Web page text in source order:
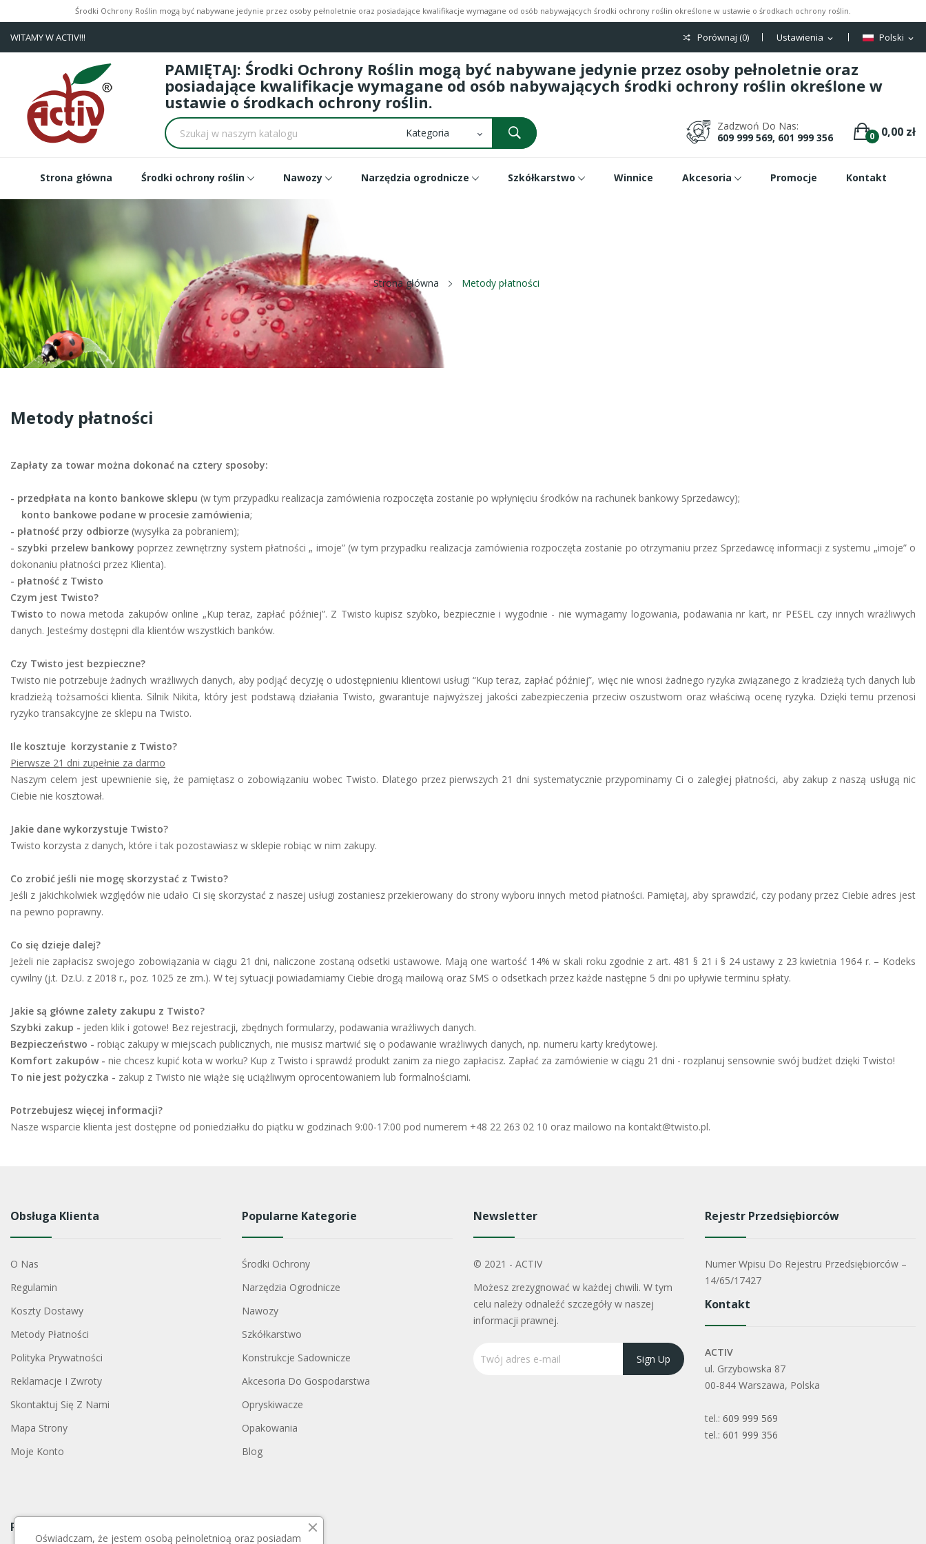
Środki Ochrony Roślin mogą być nabywane jedynie przez osoby pełnoletnie oraz posiadające kwalifikacje wymagane od osób nabywających środki ochrony roślin określone w ustawie o środkach ochrony roślin.
Polski expand_more
Ustawienia expand_more
Porównaj (0)
WITAMY W ACTIV!!!
PAMIĘTAJ: Środki Ochrony Roślin mogą być nabywane jedynie przez osoby pełnoletnie oraz
posiadające kwalifikacje wymagane od osób nabywających środki ochrony roślin określone w
ustawie o środkach ochrony roślin.
0 0,00 zł
Zadzwoń Do Nas:
609 999 569, 601 999 356
Strona główna Środki ochrony roślin Nawozy Narzędzia ogrodnicze Szkółkarstwo Winnice Akcesoria Promocje Kontakt
Strona główna Metody płatności
Metody płatności
Zapłaty za towar można dokonać na cztery sposoby:
- przedpłata na konto bankowe sklepu (w tym przypadku realizacja zamówienia rozpoczęta zostanie po wpłynięciu środków na rachunek bankowy Sprzedawcy);
konto bankowe podane w procesie zamówienia;
- płatność przy odbiorze (wysyłka za pobraniem);
- szybki przelew bankowy poprzez zewnętrzny system płatności „ imoje” (w tym przypadku realizacja zamówienia rozpoczęta zostanie po otrzymaniu przez Sprzedawcę informacji z systemu „imoje” o
dokonaniu płatności przez Klienta).
- płatność z Twisto
Czym jest Twisto?
Twisto to nowa metoda zakupów online „Kup teraz, zapłać później”. Z Twisto kupisz szybko, bezpiecznie i wygodnie - nie wymagamy logowania, podawania nr kart, nr PESEL czy innych wrażliwych
danych. Jesteśmy dostępni dla klientów wszystkich banków.
Czy Twisto jest bezpieczne?
Twisto nie potrzebuje żadnych wrażliwych danych, aby podjąć decyzję o udostępnieniu klientowi usługi “Kup teraz, zapłać później”, więc nie wnosi żadnego ryzyka związanego z kradzieżą tych danych lub
kradzieżą tożsamości klienta. Silnik Nikita, który jest podstawą działania Twisto, gwarantuje najwyższej jakości zabezpieczenia przeciw oszustwom oraz właściwą ocenę ryzyka. Dzięki temu przenosi
ryzyko transakcyjne ze sklepu na Twisto.
Ile kosztuje korzystanie z Twisto?
Pierwsze 21 dni zupełnie za darmo
Naszym celem jest upewnienie się, że pamiętasz o zobowiązaniu wobec Twisto. Dlatego przez pierwszych 21 dni systematycznie przypominamy Ci o zaległej płatności, aby zakup z naszą usługą nic
Ciebie nie kosztował.
Jakie dane wykorzystuje Twisto?
Twisto korzysta z danych, które i tak pozostawiasz w sklepie robiąc w nim zakupy.
Co zrobić jeśli nie mogę skorzystać z Twisto?
Jeśli z jakichkolwiek względów nie udało Ci się skorzystać z naszej usługi zostaniesz przekierowany do strony wyboru innych metod płatności. Pamiętaj, aby sprawdzić, czy podany przez Ciebie adres jest
na pewno poprawny.
Co się dzieje dalej?
Jeżeli nie zapłacisz swojego zobowiązania w ciągu 21 dni, naliczone zostaną odsetki ustawowe. Mają one wartość 14% w skali roku zgodnie z art. 481 § 21 i § 24 ustawy z 23 kwietnia 1964 r. – Kodeks
cywilny (j.t. Dz.U. z 2018 r., poz. 1025 ze zm.). W tej sytuacji powiadamiamy Ciebie drogą mailową oraz SMS o odsetkach przez każde następne 5 dni po upływie terminu spłaty.
Jakie są główne zalety zakupu z Twisto?
Szybki zakup - jeden klik i gotowe! Bez rejestracji, zbędnych formularzy, podawania wrażliwych danych.
Bezpieczeństwo - robiąc zakupy w miejscach publicznych, nie musisz martwić się o podawanie wrażliwych danych, np. numeru karty kredytowej.
Komfort zakupów - nie chcesz kupić kota w worku? Kup z Twisto i sprawdź produkt zanim za niego zapłacisz. Zapłać za zamówienie w ciągu 21 dni - rozplanuj sensownie swój budżet dzięki Twisto!
To nie jest pożyczka - zakup z Twisto nie wiąże się uciążliwym oprocentowaniem lub formalnościami.
Potrzebujesz więcej informacji?
Nasze wsparcie klienta jest dostępne od poniedziałku do piątku w godzinach 9:00-17:00 pod numerem +48 22 263 02 10 oraz mailowo na kontakt@twisto.pl.
Obsługa Klienta
O Nas
Regulamin
Koszty Dostawy
Metody Płatności
Polityka Prywatności
Reklamacje I Zwroty
Skontaktuj Się Z Nami
Mapa Strony
Moje Konto
Popularne Kategorie
Środki Ochrony
Narzędzia Ogrodnicze
Nawozy
Szkółkarstwo
Konstrukcje Sadownicze
Akcesoria Do Gospodarstwa
Opryskiwacze
Opakowania
Blog
Newsletter
© 2021 - ACTIV
Możesz zrezygnować w każdej chwili. W tym
celu należy odnaleźć szczegóły w naszej
informacji prawnej.
Rejestr Przedsiębiorców
Numer Wpisu Do Rejestru Przedsiębiorców –
14/65/17427
Kontakt
ACTIV
ul. Grzybowska 87
00-844 Warszawa, Polska
tel.: 609 999 569
tel.: 601 999 356
Payment Block
Oświadczam, że jestem osobą pełnoletnioą oraz posiadam